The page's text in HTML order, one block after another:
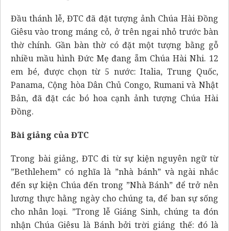
Đầu thánh lễ, ĐTC đã đặt tượng ảnh Chúa Hài Đồng
Giêsu vào trong máng cỏ, ở trên ngai nhỏ trước bàn
thờ chính. Gần bàn thờ có đặt một tượng bằng gỗ
nhiều mầu hình Đức Mẹ đang ẵm Chúa Hài Nhi. 12
em bé, được chọn từ 5 nước: Italia, Trung Quốc,
Panama, Cộng hòa Dân Chủ Congo, Rumani và Nhật
Bản, đã đặt các bó hoa cạnh ảnh tượng Chúa Hài
Đồng.
Bài giảng của ĐTC
Trong bài giảng, ĐTC đi từ sự kiện nguyên ngữ từ
”Bethlehem” có nghĩa là ”nhà bánh” và ngài nhắc
đến sự kiện Chúa đến trong ”Nhà Bánh” để trở nên
lương thực hằng ngày cho chúng ta, để ban sự sống
cho nhân loại. ”Trong lễ Giáng Sinh, chúng ta đón
nhận Chúa Giêsu là Bánh bởi trời giáng thế: đó là